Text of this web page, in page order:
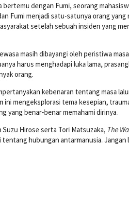
dengan Fumi, seorang
Fumi menjadi satu-satunya orang yang
setelah sebuah insiden yang
masih dibayangi oleh peristiwa
harus menghadapi luka lama,
orang.
kebenaran tentang masa
ini mengeksplorasi tema kesepian,
yang benar-benar memahami dirinya.
Suzu Hirose serta Tori Matsuzaka, The
hubungan antarmanusia. Jangan